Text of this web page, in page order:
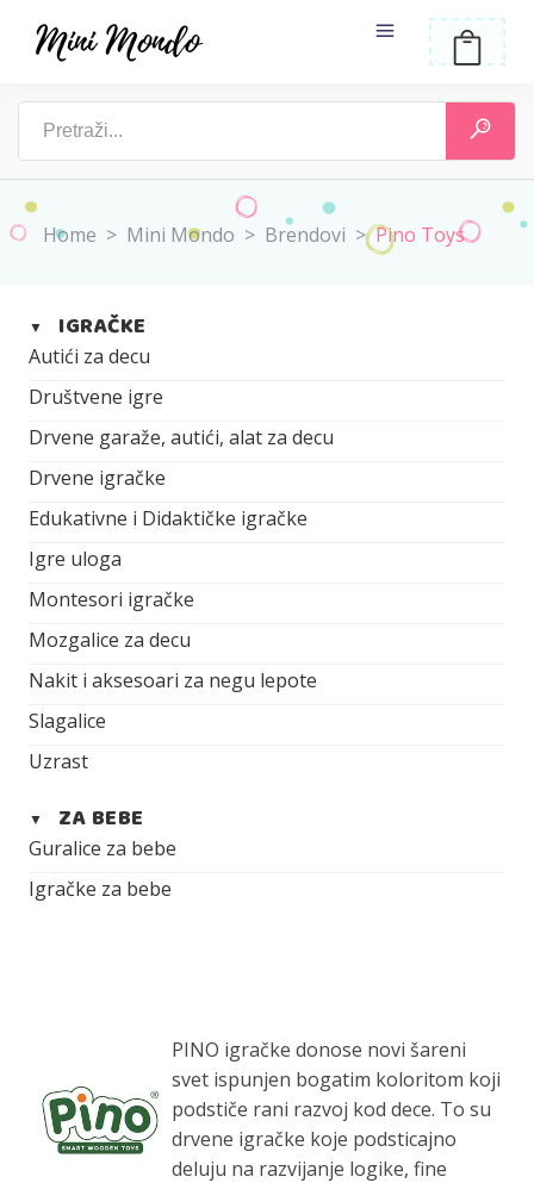
Home > Mini Mondo > Brendovi >Pino Toys
PINO igračke donose novi šareni
svet ispunjen bogatim koloritom koji
podstiče rani razvoj kod dece. To su
drvene igračke koje podsticajno
deluju na razvijanje logike, fine
▼ IGRAČKE
Autići za decu
Društvene igre
Drvene garaže, autići, alat za decu
Drvene igračke
Edukativne i Didaktičke igračke
Igre uloga
Montesori igračke
Mozgalice za decu
Nakit i aksesoari za negu lepote
Slagalice
Uzrast
▼ ZA BEBE
Guralice za bebe
Igračke za bebe